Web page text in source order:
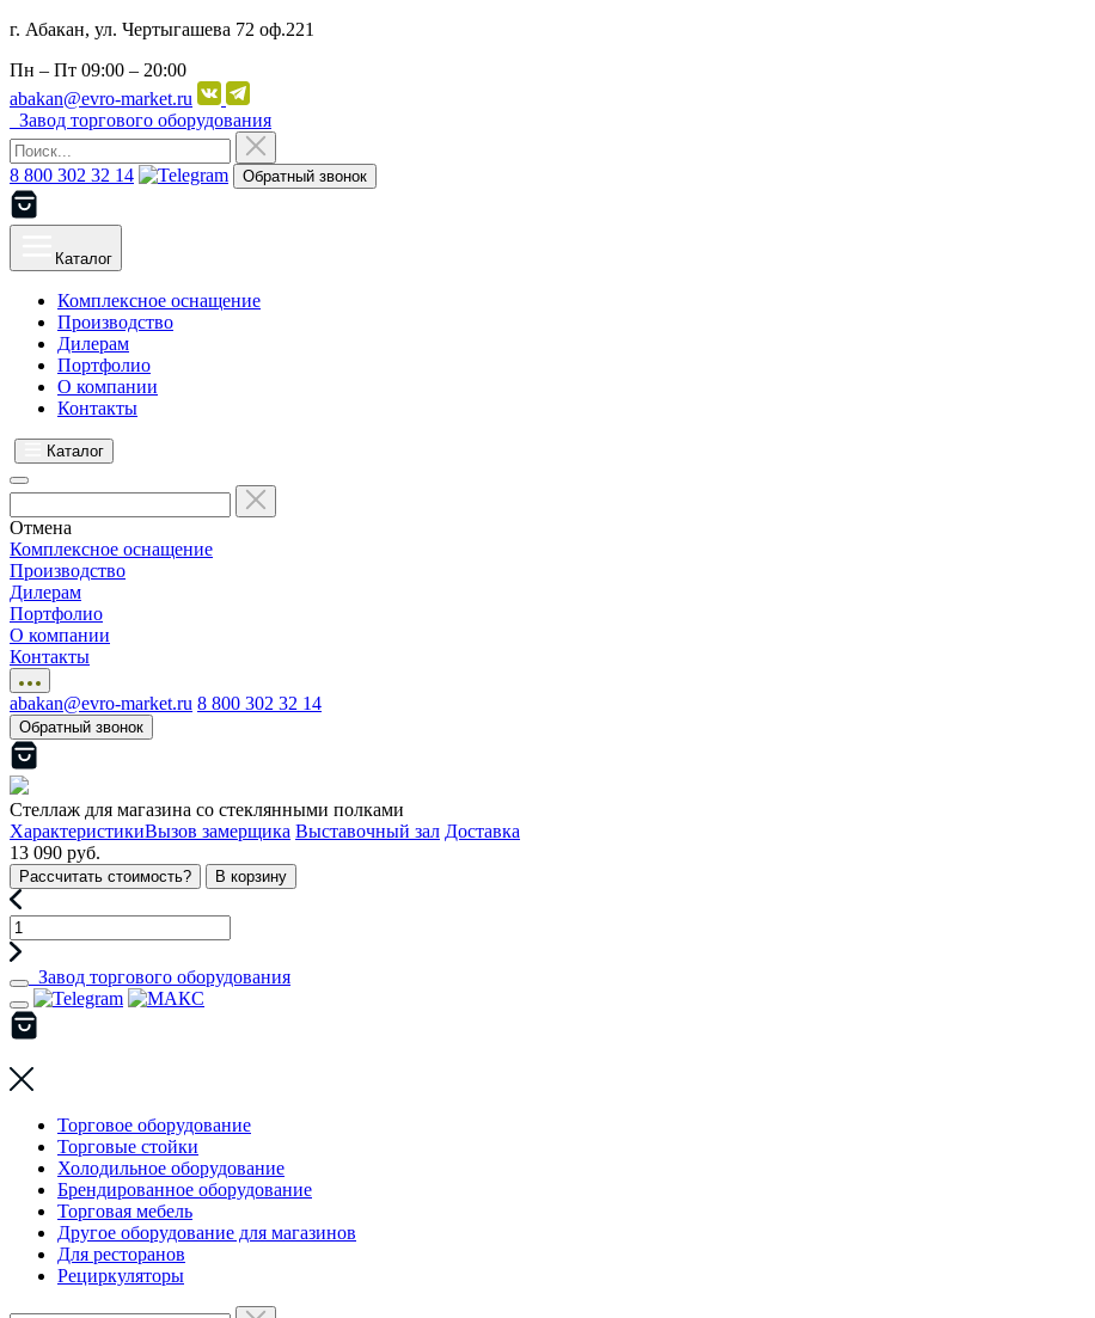
г. Абакан, ул. Чертыгашева 72 оф.221
Пн – Пт 09:00 – 20:00
abakan@evro-market.ru
Завод торгового оборудования
8 800 302 32 14 Обратный звонок
Каталог
Комплексное оснащение
Производство
Дилерам
Портфолио
О компании
Контакты
Каталог
Отмена
Комплексное оснащение
Производство
Дилерам
Портфолио
О компании
Контакты
abakan@evro-market.ru 8 800 302 32 14
Обратный звонок
Стеллаж для магазина со стеклянными полками
ХарактеристикиВызов замерщика Выставочный зал Доставка
13 090 руб.
Рассчитать стоимость? В корзину
Завод торгового оборудования
Торговое оборудование
Торговые стойки
Холодильное оборудование
Брендированное оборудование
Торговая мебель
Другое оборудование для магазинов
Для ресторанов
Рециркуляторы